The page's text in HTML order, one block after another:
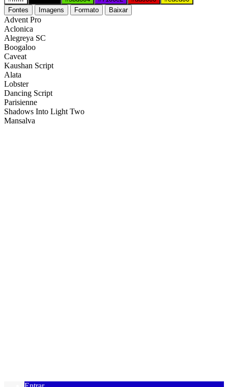
Fontes
Imagens Formato Baixar
Advent Pro
Aclonica
Alegreya SC
Boogaloo
Caveat
Kaushan Script
Alata
Lobster
Dancing Script
Parisienne
Shadows Into Light Two
Mansalva